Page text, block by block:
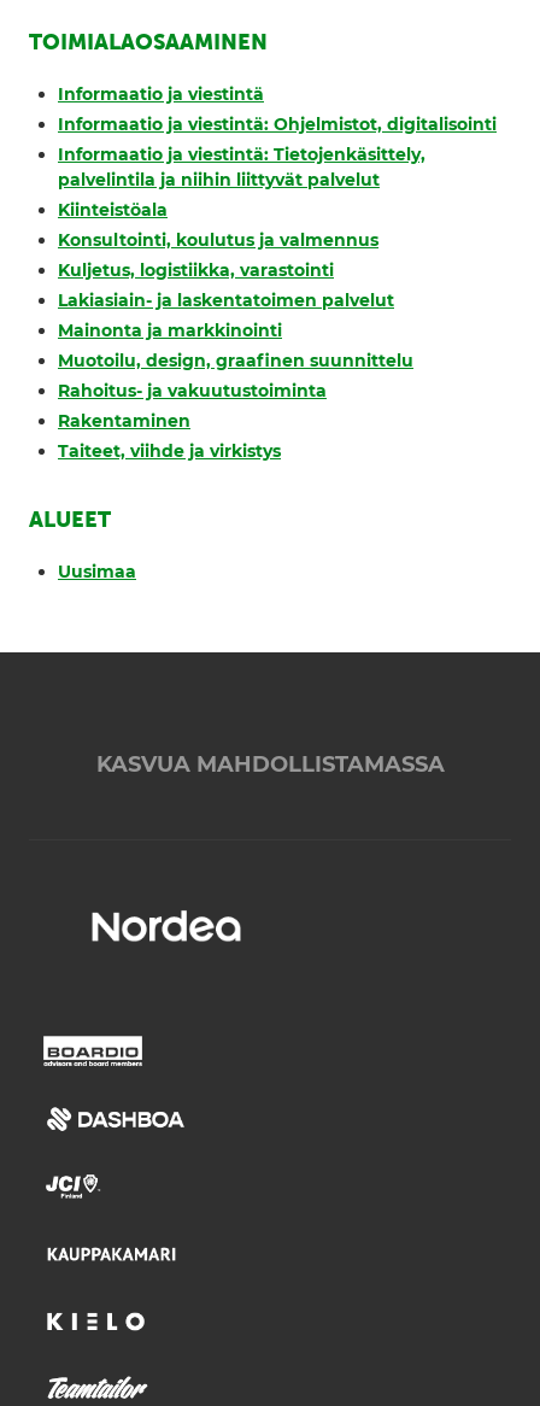
TOIMIALAOSAAMINEN
Informaatio ja viestintä
Informaatio ja viestintä: Ohjelmistot, digitalisointi
Informaatio ja viestintä: Tietojenkäsittely,
palvelintila ja niihin liittyvät palvelut
Kiinteistöala
Konsultointi, koulutus ja valmennus
Kuljetus, logistiikka, varastointi
Lakiasiain- ja laskentatoimen palvelut
Mainonta ja markkinointi
Muotoilu, design, graafinen suunnittelu
Rahoitus- ja vakuutustoiminta
Rakentaminen
Taiteet, viihde ja virkistys
ALUEET
Uusimaa
KASVUA MAHDOLLISTAMASSA